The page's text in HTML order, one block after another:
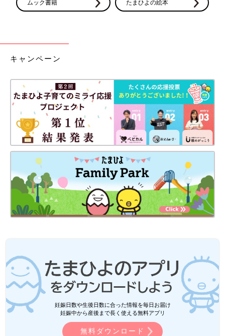
ムック書籍 たまひよの絵本
キャンペーン
妊娠日数や生後日数に合った情報を毎日お届け
妊娠中から産後まで長く使える無料アプリ
無料ダウンロード